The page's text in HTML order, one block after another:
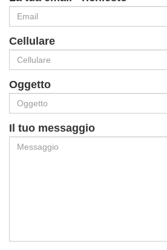
Cellulare
Oggetto
Il tuo messaggio